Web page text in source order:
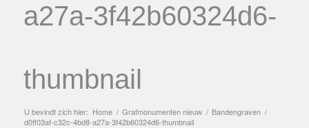
a27a-3f42b60324d6-
thumbnail
U bevindt zich hier: Home / Grafmonumenten nieuw / Bandengraven /
d0ff03af-c32c-4bd8-a27a-3f42b60324d6-thumbnail